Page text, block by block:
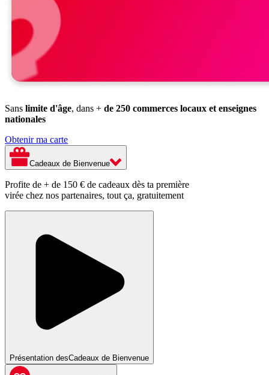
Sans limite d'âge, dans + de 250 commerces locaux et enseignes
nationales
Obtenir ma carte
Cadeaux de Bienvenue
Profite de + de 150 € de cadeaux dès ta première
virée chez nos partenaires, tout ça, gratuitement
Présentation desCadeaux de Bienvenue